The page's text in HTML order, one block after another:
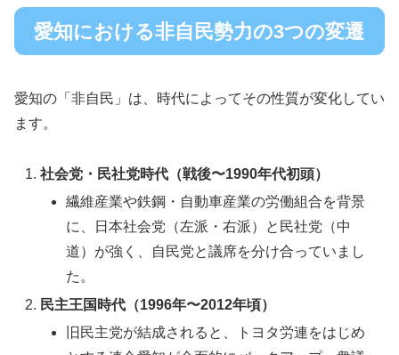
愛知における非自民勢力の3つの変遷
愛知の「非自民」は、時代によってその性質が変化してい
ます。
社会党・民社党時代（戦後〜1990年代初頭）
繊維産業や鉄鋼・自動車産業の労働組合を背景
に、日本社会党（左派・右派）と民社党（中
道）が強く、自民党と議席を分け合っていまし
た。
民主王国時代（1996年〜2012年頃）
旧民主党が結成されると、トヨタ労連をはじめ